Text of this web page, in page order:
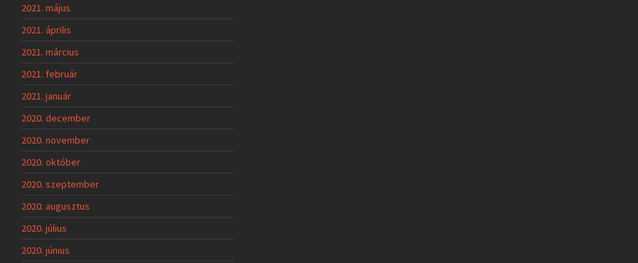
2021. május
2021. április
2021. március
2021. február
2021. január
2020. december
2020. november
2020. október
2020. szeptember
2020. augusztus
2020. július
2020. június